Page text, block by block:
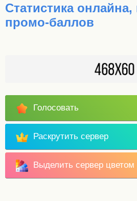
Статистика онлайна,
промо-баллов
Голосовать
Раскрутить сервер
Выделить сервер цветом